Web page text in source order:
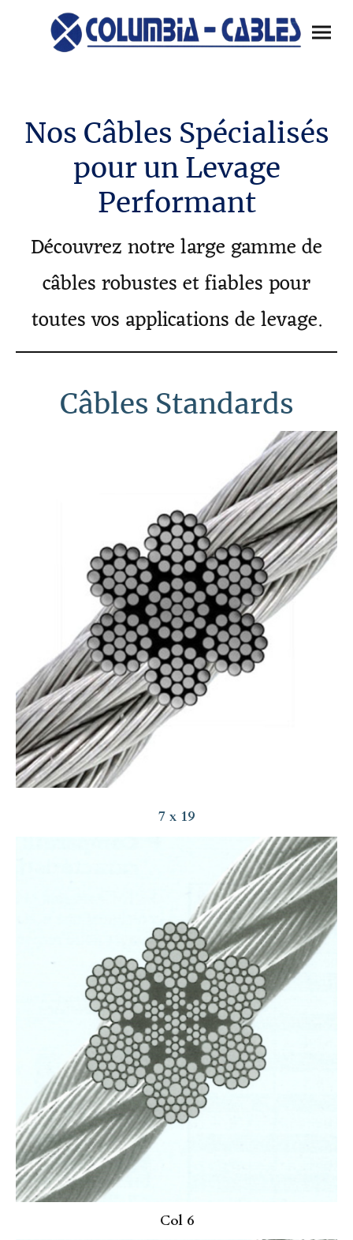
Nos Câbles Spécialisés
pour un Levage
Performant
Découvrez notre large gamme de
câbles robustes et fiables pour
toutes vos applications de levage.
7 x 19
Câbles Standards
Col 6